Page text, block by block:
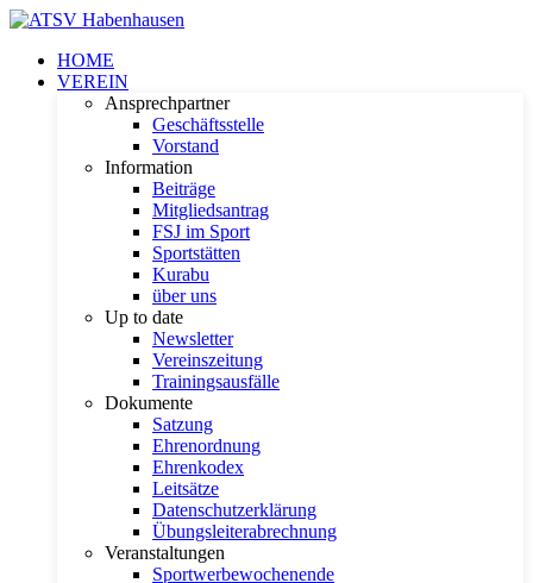
HOME
VEREIN
Ansprechpartner
Geschäftsstelle
Vorstand
Information
Beiträge
Mitgliedsantrag
FSJ im Sport
Sportstätten
Kurabu
über uns
Up to date
Newsletter
Vereinszeitung
Trainingsausfälle
Dokumente
Satzung
Ehrenordnung
Ehrenkodex
Leitsätze
Datenschutzerklärung
Übungsleiterabrechnung
Veranstaltungen
Sportwerbewochenende